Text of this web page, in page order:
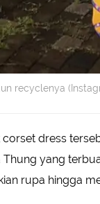
recyclenya
dress
Thung yang
rupa hingga